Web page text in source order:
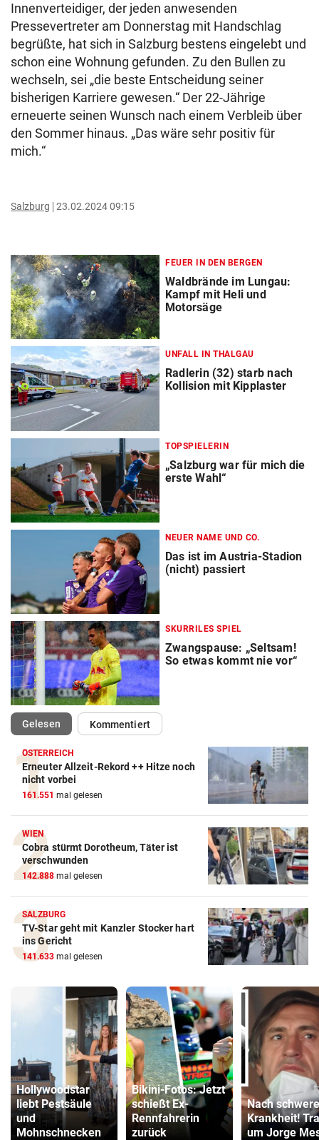
Innenverteidiger, der jeden anwesenden
Pressevertreter am Donnerstag mit Handschlag
begrüßte, hat sich in Salzburg bestens eingelebt und
schon eine Wohnung gefunden. Zu den Bullen zu
wechseln, sei „die beste Entscheidung seiner
bisherigen Karriere gewesen.“ Der 22-Jährige
erneuerte seinen Wunsch nach einem Verbleib über
den Sommer hinaus. „Das wäre sehr positiv für
mich.“
Salzburg 23.02.2024 09:15
FEUER IN DEN BERGEN
Waldbrände im Lungau:
Kampf mit Heli und
Motorsäge
UNFALL IN THALGAU
Radlerin (32) starb nach
Kollision mit Kipplaster
TOPSPIELERIN
„Salzburg war für mich die
erste Wahl“
NEUER NAME UND CO.
Das ist im Austria-Stadion
(nicht) passiert
SKURRILES SPIEL
Zwangspause: „Seltsam!
So etwas kommt nie vor“
Gelesen(ausgewählt)Kommentiert
ÖSTERREICH
Erneuter Allzeit-Rekord ++ Hitze noch
nicht vorbei
161.551 mal gelesen
WIEN
Cobra stürmt Dorotheum, Täter ist
verschwunden
142.888 mal gelesen
SALZBURG
TV-Star geht mit Kanzler Stocker hart
ins Gericht
141.633 mal gelesen
Hollywoodstar
liebt Pestsäule
und
Mohnschnecken
Bikini-Fotos: Jetzt
schießt Ex-
Rennfahrerin
zurück
Nach
Krankheit!
um Jorge